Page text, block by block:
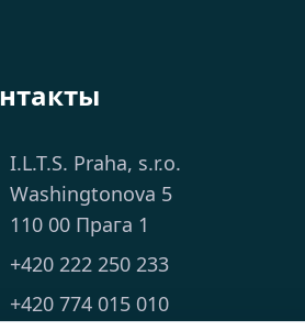
I.L.T.S. Praha, s.r.o.
Washingtonova 5
110 00 Прага 1
+420 222 250 233
+420 774 015 010